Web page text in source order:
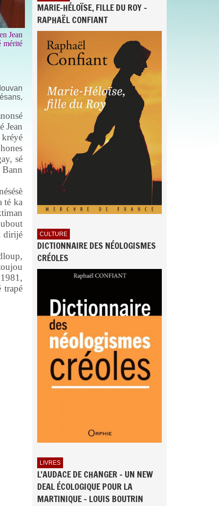
Jean
mérité
Jean
sé
té ka
dirijé
trapé
MARIE-HÉLOÏSE, FILLE DU ROY -
RAPHAËL CONFIANT
CULTURE
DICTIONNAIRE DES NÉOLOGISMES
CRÉOLES
LIVRES
L'AUDACE DE CHANGER - UN NEW
DEAL ÉCOLOGIQUE POUR LA
MARTINIQUE - LOUIS BOUTRIN